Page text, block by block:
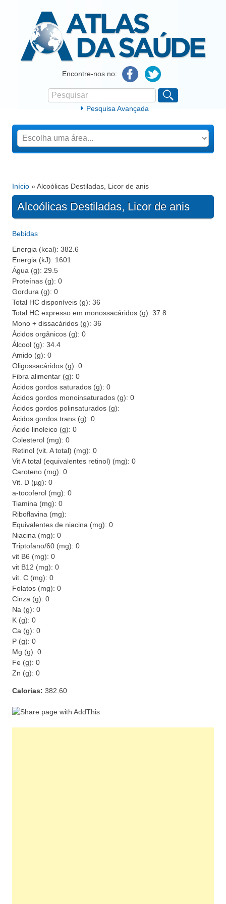
Atlas da SaúdeEncontre-nos no:
Formulário de procura
Pesquisar
Pesquisa Avançada
Está aqui
Início » Alcoólicas Destiladas, Licor de anis
Alcoólicas Destiladas, Licor de anis
Bebidas
Energia (kcal): 382.6
Energia (kJ): 1601
Água (g): 29.5
Proteínas (g): 0
Gordura (g): 0
Total HC disponíveis (g): 36
Total HC expresso em monossacáridos (g): 37.8
Mono + dissacáridos (g): 36
Ácidos orgânicos (g): 0
Álcool (g): 34.4
Amido (g): 0
Oligossacáridos (g): 0
Fibra alimentar (g): 0
Ácidos gordos saturados (g): 0
Ácidos gordos monoinsaturados (g): 0
Ácidos gordos polinsaturados (g):
Ácidos gordos trans (g): 0
Ácido linoleico (g): 0
Colesterol (mg): 0
Retinol (vit. A total) (mg): 0
Vit A total (equivalentes retinol) (mg): 0
Caroteno (mg): 0
Vit. D (µg): 0
a-tocoferol (mg): 0
Tiamina (mg): 0
Riboflavina (mg):
Equivalentes de niacina (mg): 0
Niacina (mg): 0
Triptofano/60 (mg): 0
vit B6 (mg): 0
vit B12 (mg): 0
vit. C (mg): 0
Folatos (mg): 0
Cinza (g): 0
Na (g): 0
K (g): 0
Ca (g): 0
P (g): 0
Mg (g): 0
Fe (g): 0
Zn (g): 0
Calorias: 382.60